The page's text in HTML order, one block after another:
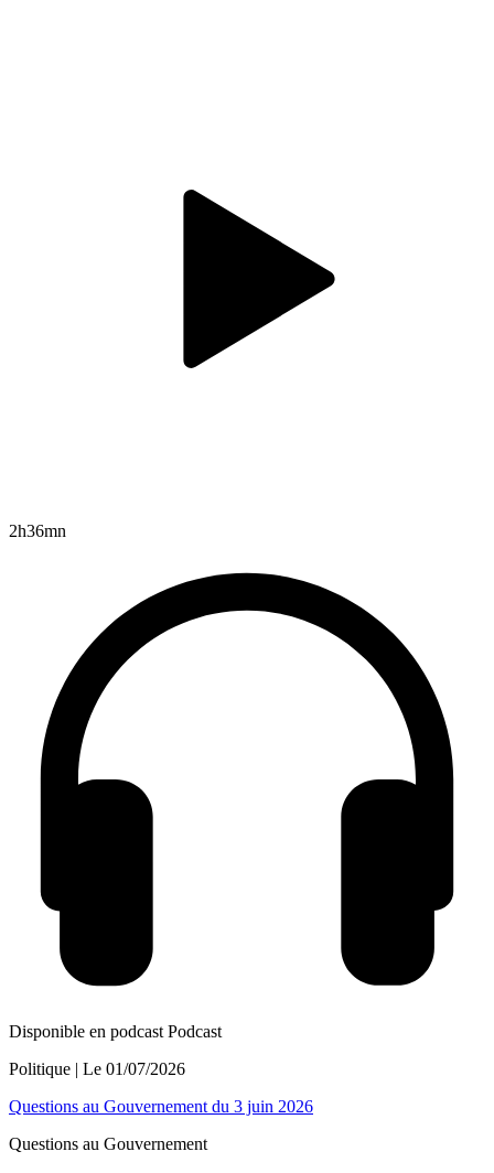
2h36mn
Disponible en podcast Podcast
Politique | Le 01/07/2026
Questions au Gouvernement du 3 juin 2026
Questions au Gouvernement